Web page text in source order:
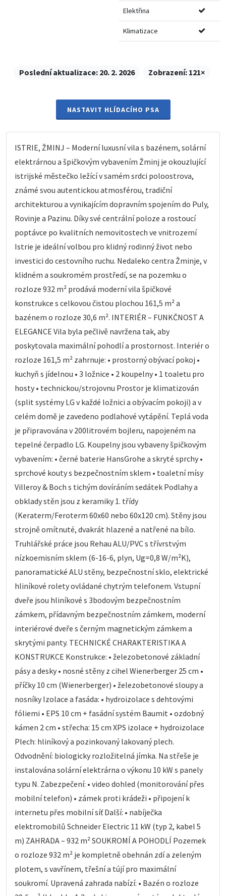
Elektřina
Klimatizace
Poslední aktualizace: 20. 2. 2026 Zobrazení: 121×
NASTAVIT HLÍDACÍHO PSA
ISTRIE, ŽMINJ – Moderní luxusní vila s bazénem, solární
elektrárnou a špičkovým vybavením Žminj je okouzlující
istrijské městečko ležící v samém srdci poloostrova,
známé svou autentickou atmosférou, tradiční
architekturou a vynikajícím dopravním spojením do Puly,
Rovinje a Pazinu. Díky své centrální poloze a rostoucí
poptávce po kvalitních nemovitostech ve vnitrozemí
Istrie je ideální volbou pro klidný rodinný život nebo
investici do cestovního ruchu. Nedaleko centra Žminje, v
klidném a soukromém prostředí, se na pozemku o
rozloze 932 m² prodává moderní vila špičkové
konstrukce s celkovou čistou plochou 161,5 m² a
bazénem o rozloze 30,6 m². INTERIÉR – FUNKČNOST A
ELEGANCE Vila byla pečlivě navržena tak, aby
poskytovala maximální pohodlí a prostornost. Interiér o
rozloze 161,5 m² zahrnuje: • prostorný obývací pokoj •
kuchyň s jídelnou • 3 ložnice • 2 koupelny • 1 toaletu pro
hosty • technickou/strojovnu Prostor je klimatizován
(split systémy LG v každé ložnici a obývacím pokoji) a v
celém domě je zavedeno podlahové vytápění. Teplá voda
je připravována v 200litrovém bojleru, napojeném na
tepelné čerpadlo LG. Koupelny jsou vybaveny špičkovým
vybavením: • černé baterie HansGrohe a skryté sprchy •
sprchové kouty s bezpečnostním sklem • toaletní mísy
Villeroy & Boch s tichým dovíráním sedátek Podlahy a
obklady stěn jsou z keramiky 1. třídy
(Keraterm/Feroterm 60x60 nebo 60x120 cm). Stěny jsou
strojně omítnuté, dvakrát hlazené a natřené na bílo.
Truhlářské práce jsou Rehau ALU/PVC s třívrstvým
nízkoemisním sklem (6-16-6, plyn, Ug=0,8 W/m²K),
panoramatické ALU stěny, bezpečnostní sklo, elektrické
hliníkové rolety ovládané chytrým telefonem. Vstupní
dveře jsou hliníkové s 3bodovým bezpečnostním
zámkem, přídavným bezpečnostním zámkem, moderní
interiérové dveře s černým magnetickým zámkem a
skrytými panty. TECHNICKÉ CHARAKTERISTIKA A
KONSTRUKCE Konstrukce: • železobetonové základní
pásy a desky • nosné stěny z cihel Wienerberger 25 cm •
příčky 10 cm (Wienerberger) • železobetonové sloupy a
nosníky Izolace a fasáda: • hydroizolace s dehtovými
fóliemi • EPS 10 cm + fasádní systém Baumit • ozdobný
kámen 2 cm • střecha: 15 cm XPS izolace + hydroizolace
Plech: hliníkový a pozinkovaný lakovaný plech.
Odvodnění: biologicky rozložitelná jímka. Na střeše je
instalována solární elektrárna o výkonu 10 kW s panely
typu N. Zabezpečení: • video dohled (monitorování přes
mobilní telefon) • zámek proti krádeži • připojení k
internetu přes mobilní síť Další: • nabíječka
elektromobilů Schneider Electric 11 kW (typ 2, kabel 5
m) ZAHRADA – 932 m² SOUKROMÍ A POHODLÍ Pozemek
o rozloze 932 m² je kompletně obehnán zdí a zeleným
plotem, s vavřínem, třešní a tújí pro maximální
soukromí. Upravená zahrada nabízí: • Bazén o rozloze